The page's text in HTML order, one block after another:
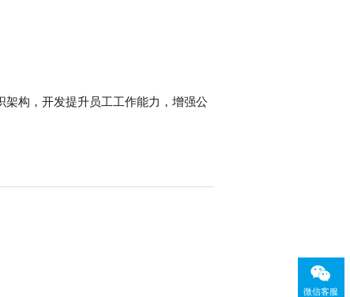
构，开发提升员工工作能力，增强公
微信客服